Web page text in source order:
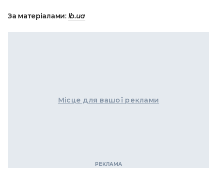
За матеріалами: lb.ua
Місце для вашої реклами